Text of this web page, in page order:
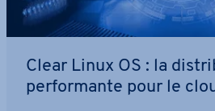
Clear Linux OS : la
per­for­mante pour le